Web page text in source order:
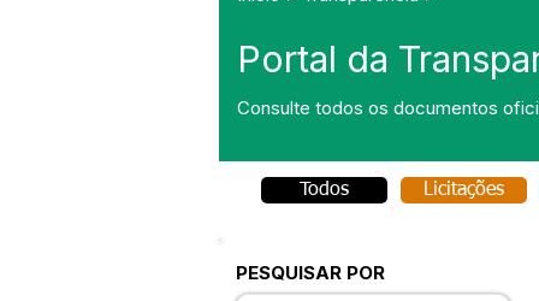
Portal da
Consulte todos os documentos
Todos Licitações
PESQUISAR POR